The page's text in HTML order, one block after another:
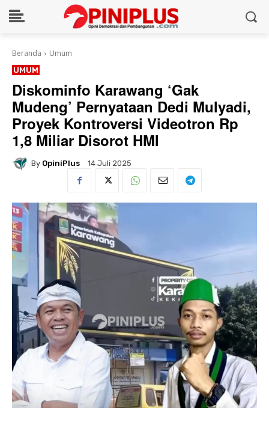
Beranda Umum
UMUM
Diskominfo Karawang ‘Gak
Mudeng’ Pernyataan Dedi Mulyadi,
Proyek Kontroversi Videotron Rp
1,8 Miliar Disorot HMI
By OpiniPlus 14 Juli 2025